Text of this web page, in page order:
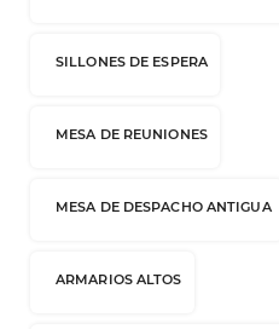
SILLONES DE ESPERA
MESA DE REUNIONES
MESA DE DESPACHO ANTIGUA
ARMARIOS ALTOS